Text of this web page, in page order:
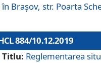
în Brașov, str. Poarta
884/10.12.2019
Titlu: Reglementarea